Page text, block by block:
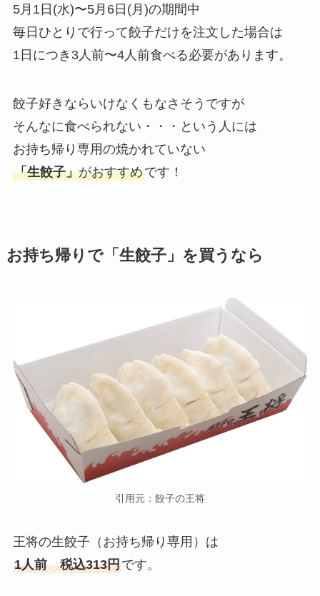
5月1日(水)〜5月6日(月)の期間中
毎日ひとりで行って餃子だけを注文した場合は
1日につき3人前〜4人前食べる必要があります。
餃子好きならいけなくもなさそうですが
そんなに食べられない・・・という人には
お持ち帰り専用の焼かれていない
「生餃子」がおすすめです！
お持ち帰りで「生餃子」を買うなら
引用元：餃子の王将
王将の生餃子（お持ち帰り専用）は
1人前 税込313円です。